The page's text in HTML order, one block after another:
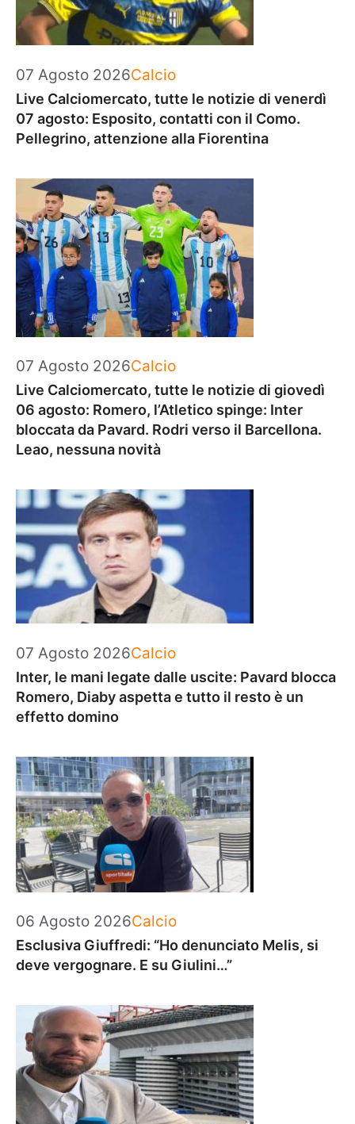
07 Agosto 2026Categorie
Calcio
Live Calciomercato, tutte le notizie di venerdì
07 agosto: Esposito, contatti con il Como.
Pellegrino, attenzione alla Fiorentina
07 Agosto 2026Categorie
Calcio
Live Calciomercato, tutte le notizie di giovedì
06 agosto: Romero, l’Atletico spinge: Inter
bloccata da Pavard. Rodri verso il Barcellona.
Leao, nessuna novità
07 Agosto 2026Categorie
Calcio
Inter, le mani legate dalle uscite: Pavard blocca
Romero, Diaby aspetta e tutto il resto è un
effetto domino
06 Agosto 2026Categorie
Calcio
Esclusiva Giuffredi: “Ho denunciato Melis, si
deve vergognare. E su Giulini…”